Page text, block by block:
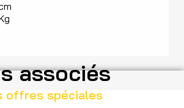
associés
offres spéciales